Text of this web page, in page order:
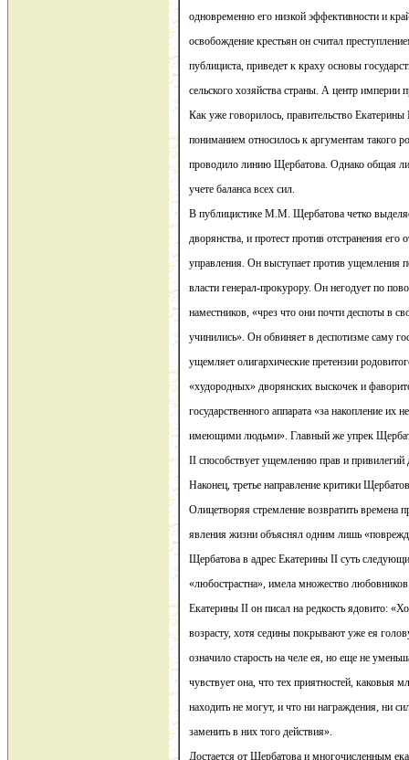
одновременно его низкой эффективности и
освобождение крестьян он считал
публициста, приведет к краху основы
сельского хозяйства страны. А центр империи
Как уже говорилось, правительство Екатерины
пониманием относилось к аргументам такого
проводило линию Щербатова. Однако общая
учете баланса всех сил.
В публицистике М.М. Щербатова четко
дворянства, и протест против отстранения его
управления. Он выступает против ущемления
власти генерал-прокурору. Он негодует по
наместников, «чрез что они почти деспоты в
учинились». Он обвиняет в деспотизме саму
ущемляет олигархические претензии
«худородных» дворянских выскочек и
государственного аппарата «за накопление их
имеющими людьми». Главный же упрек
II способствует ущемлению прав и привилегий
Наконец, третье направление критики
Олицетворяя стремление возвратить времена
явления жизни объяснял одним лишь
Щербатова в адрес Екатерины II суть
«любострастна», имела множество
Екатерины II он писал на редкость ядовито:
возрасту, хотя седины покрывают уже ея
означило старость на челе ея, но еще не
чувствует она, что тех приятностей, каковыя
находить не могут, и что ни награждения, ни
заменить в них того действия».
Достается от Щербатова и многочисленным